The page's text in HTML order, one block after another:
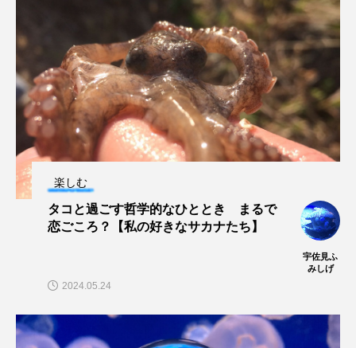
四万十川学遊館あきついお 四国
四国水族館 図鑑 固有亜種 固有種
在来生物 地域名 城崎マリンワールド
夏 外来生物 外来種 外来魚
大分県
宍道湖自然館ゴビウス 宮古島
市立しものせき水族館・海響館 干支
楽しむ
タコと過ごす哲学的なひととき まるで
恋ごころ？【私の好きなサカナたち】
宇佐見ふ
みしげ
2024.05.24